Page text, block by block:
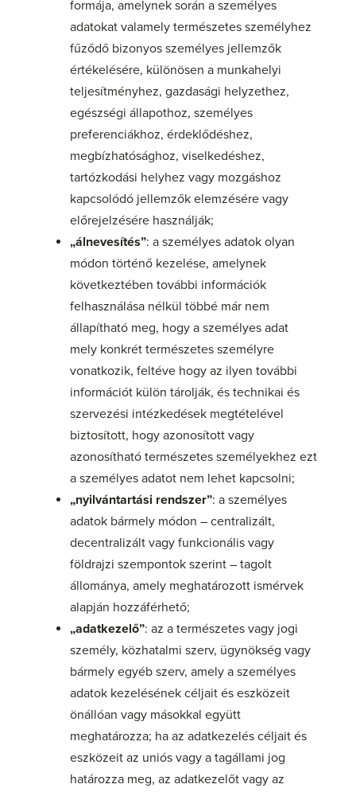
formája, amelynek során a személyes
adatokat valamely természetes személyhez
fűződő bizonyos személyes jellemzők
értékelésére, különösen a munkahelyi
teljesítményhez, gazdasági helyzethez,
egészségi állapothoz, személyes
preferenciákhoz, érdeklődéshez,
megbízhatósághoz, viselkedéshez,
tartózkodási helyhez vagy mozgáshoz
kapcsolódó jellemzők elemzésére vagy
előrejelzésére használják;
„álnevesítés”: a személyes adatok olyan
módon történő kezelése, amelynek
következtében további információk
felhasználása nélkül többé már nem
állapítható meg, hogy a személyes adat
mely konkrét természetes személyre
vonatkozik, feltéve hogy az ilyen további
információt külön tárolják, és technikai és
szervezési intézkedések megtételével
biztosított, hogy azonosított vagy
azonosítható természetes személyekhez ezt
a személyes adatot nem lehet kapcsolni;
„nyilvántartási rendszer”: a személyes
adatok bármely módon – centralizált,
decentralizált vagy funkcionális vagy
földrajzi szempontok szerint – tagolt
állománya, amely meghatározott ismérvek
alapján hozzáférhető;
„adatkezelő”: az a természetes vagy jogi
személy, közhatalmi szerv, ügynökség vagy
bármely egyéb szerv, amely a személyes
adatok kezelésének céljait és eszközeit
önállóan vagy másokkal együtt
meghatározza; ha az adatkezelés céljait és
eszközeit az uniós vagy a tagállami jog
határozza meg, az adatkezelőt vagy az